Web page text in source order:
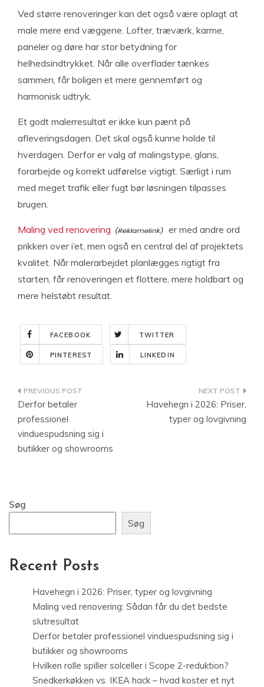
Ved større renoveringer kan det også være oplagt at
male mere end væggene. Lofter, træværk, karme,
paneler og døre har stor betydning for
helhedsindtrykket. Når alle overflader tænkes
sammen, får boligen et mere gennemført og
harmonisk udtryk.
Et godt malerresultat er ikke kun pænt på
afleveringsdagen. Det skal også kunne holde til
hverdagen. Derfor er valg af malingstype, glans,
forarbejde og korrekt udførelse vigtigt. Særligt i rum
med meget trafik eller fugt bør løsningen tilpasses
brugen.
Maling ved renovering
er med andre ord
prikken over i’et, men også en central del af projektets
kvalitet. Når malerarbejdet planlægges rigtigt fra
starten, får renoveringen et flottere, mere holdbart og
mere helstøbt resultat.
FACEBOOK TWITTER
PINTEREST LINKEDIN
Indlægsnavigation
Derfor betaler
professionel
vinduespudsning sig i
butikker og showrooms
Havehegn i 2026: Priser,
typer og lovgivning
Søg
Søg
Recent Posts
Havehegn i 2026: Priser, typer og lovgivning
Maling ved renovering: Sådan får du det bedste
slutresultat
Derfor betaler professionel vinduespudsning sig i
butikker og showrooms
Hvilken rolle spiller solceller i Scope 2-reduktion?
Snedkerkøkken vs. IKEA hack – hvad koster et nyt